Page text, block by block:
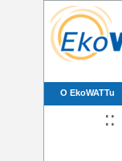
O EkoWATTu
::